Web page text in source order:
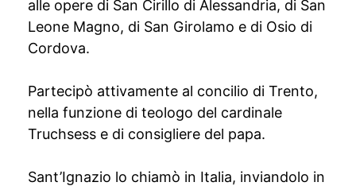
alle opere di San Cirillo di Alessandria, di San
Leone Magno, di San Girolamo e di Osio di
Cordova.
Partecipò attivamente al concilio di Trento,
nella funzione di teologo del cardinale
Truchsess e di consigliere del papa.
Sant’Ignazio lo chiamò in Italia, inviandolo in